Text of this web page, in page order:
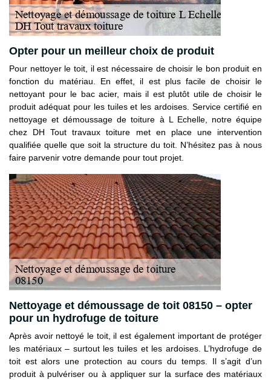
Opter pour un meilleur choix de produit
Pour nettoyer le toit, il est nécessaire de choisir le bon produit en
fonction du matériau. En effet, il est plus facile de choisir le
nettoyant pour le bac acier, mais il est plutôt utile de choisir le
produit adéquat pour les tuiles et les ardoises. Service certifié en
nettoyage et démoussage de toiture à L Echelle, notre équipe
chez DH Tout travaux toiture met en place une intervention
qualifiée quelle que soit la structure du toit. N’hésitez pas à nous
faire parvenir votre demande pour tout projet.
Nettoyage et démoussage de toit 08150 – opter
pour un hydrofuge de toiture
Après avoir nettoyé le toit, il est également important de protéger
les matériaux – surtout les tuiles et les ardoises. L’hydrofuge de
toit est alors une protection au cours du temps. Il s’agit d’un
produit à pulvériser ou à appliquer sur la surface des matériaux